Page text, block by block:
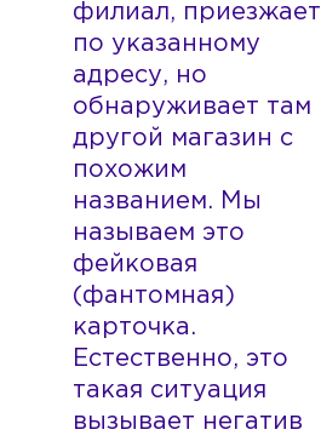
филиал, приезжает
по указанному
адресу, но
обнаруживает там
другой магазин с
похожим
названием. Мы
называем это
фейковая
(фантомная)
карточка.
Естественно, это
такая ситуация
вызывает негатив